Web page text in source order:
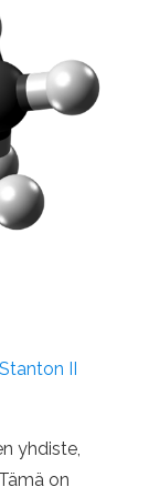
II
yhdiste,
on